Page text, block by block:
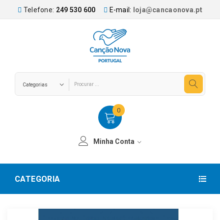
Telefone: 249 530 600 E-mail: loja@cancaonova.pt
0
Minha Conta
CATEGORIA